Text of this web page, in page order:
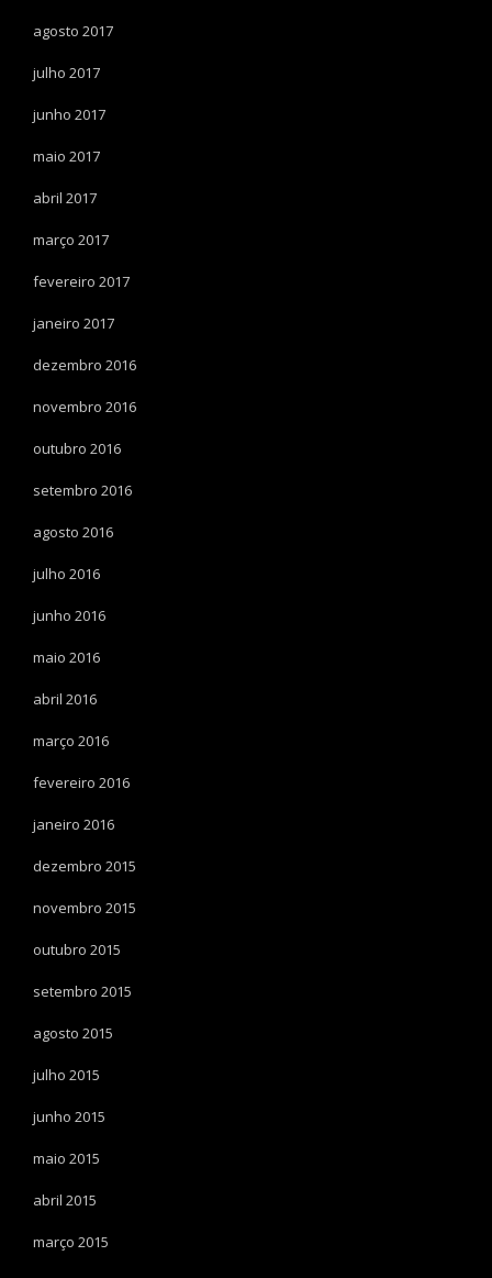
agosto 2017
julho 2017
junho 2017
maio 2017
abril 2017
março 2017
fevereiro 2017
janeiro 2017
dezembro 2016
novembro 2016
outubro 2016
setembro 2016
agosto 2016
julho 2016
junho 2016
maio 2016
abril 2016
março 2016
fevereiro 2016
janeiro 2016
dezembro 2015
novembro 2015
outubro 2015
setembro 2015
agosto 2015
julho 2015
junho 2015
maio 2015
abril 2015
março 2015